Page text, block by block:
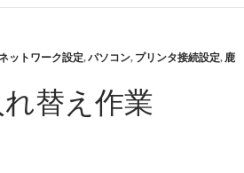
ットワーク設定,パソコン, プリンタ接続設定, 鹿
替え作業